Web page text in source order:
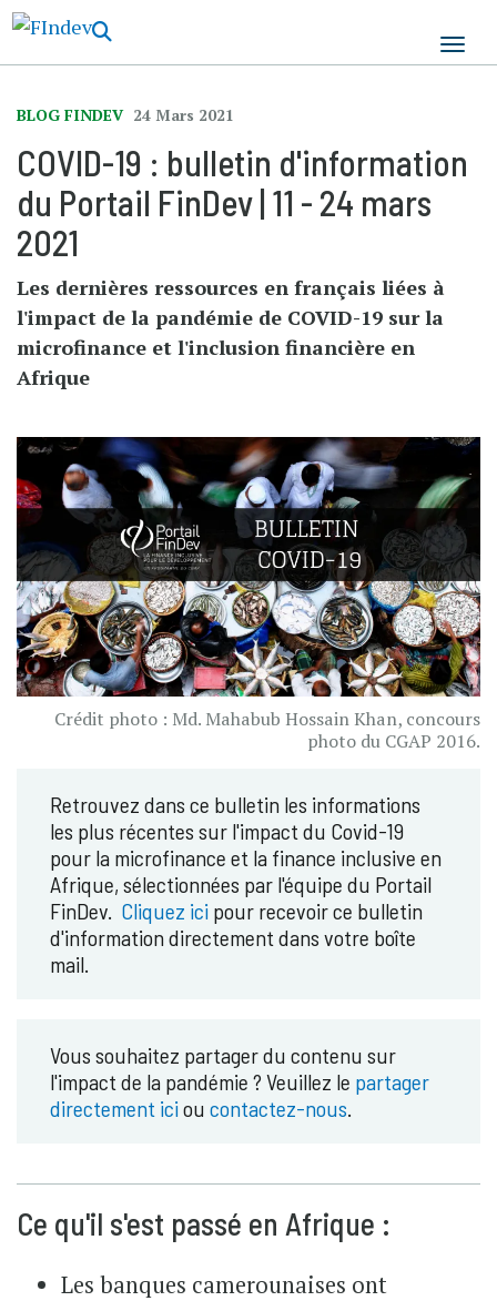
BLOG FINDEV 24 Mars 2021
COVID-19 : bulletin d'information
du Portail FinDev | 11 - 24 mars
2021
Les dernières ressources en français liées à
l'impact de la pandémie de COVID-19 sur la
microfinance et l'inclusion financière en
Afrique
Crédit photo : Md. Mahabub Hossain Khan, concours
photo du CGAP 2016.
Retrouvez dans ce bulletin les informations
les plus récentes sur l'impact du Covid-19
pour la microfinance et la finance inclusive en
Afrique, sélectionnées par l'équipe du Portail
FinDev. Cliquez ici pour recevoir ce bulletin
d'information directement dans votre boîte
mail.
Vous souhaitez partager du contenu sur
l'impact de la pandémie ? Veuillez le partager
directement iciou contactez-nous
Ce qu'il s'est passé en Afrique :
Les banques camerounaises ont